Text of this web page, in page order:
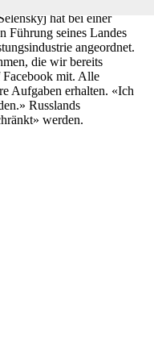
hat bei einer
Führung seines Landes
angeordnet.
die wir bereits
mit. Alle
Aufgaben erhalten. «Ich
Russlands
werden.